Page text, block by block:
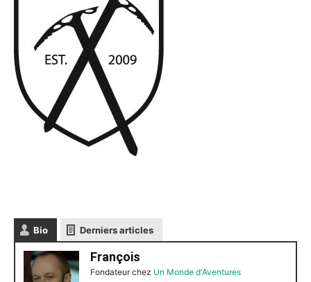
Bio Derniers articles
François
Fondateurchez Un Monde d'Aventures